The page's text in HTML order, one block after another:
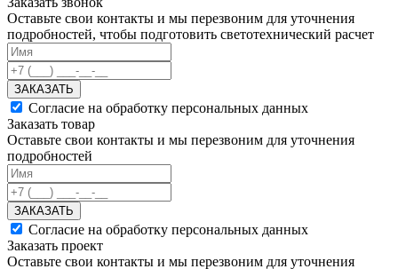
Оставьте свои контакты и мы перезвоним для уточнения
подробностей, чтобы подготовить светотехнический расчет
ЗАКАЗАТЬ
Согласие на обработку персональных данных
Заказать товар
Оставьте свои контакты и мы перезвоним для уточнения
подробностей
ЗАКАЗАТЬ
Согласие на обработку персональных данных
Заказать проект
Оставьте свои контакты и мы перезвоним для уточнения